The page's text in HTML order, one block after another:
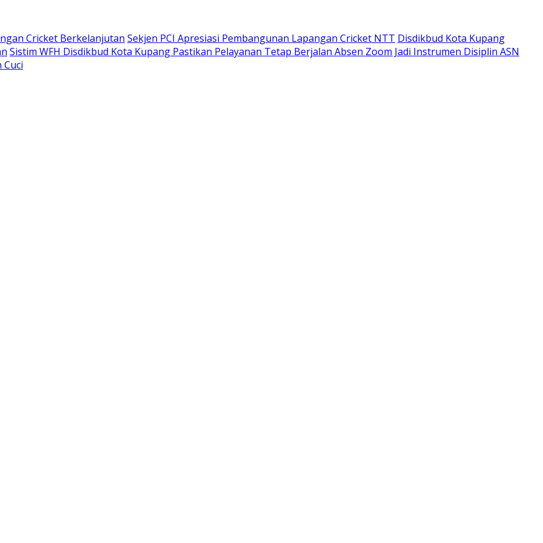
Cricket Berkelanjutan Sekjen PCI Apresiasi Pembangunan Lapangan Cricket NTT Disdikbud Kota Kupang
Sistim WFH Disdikbud Kota Kupang Pastikan Pelayanan Tetap Berjalan Absen Zoom Jadi Instrumen Disiplin ASN